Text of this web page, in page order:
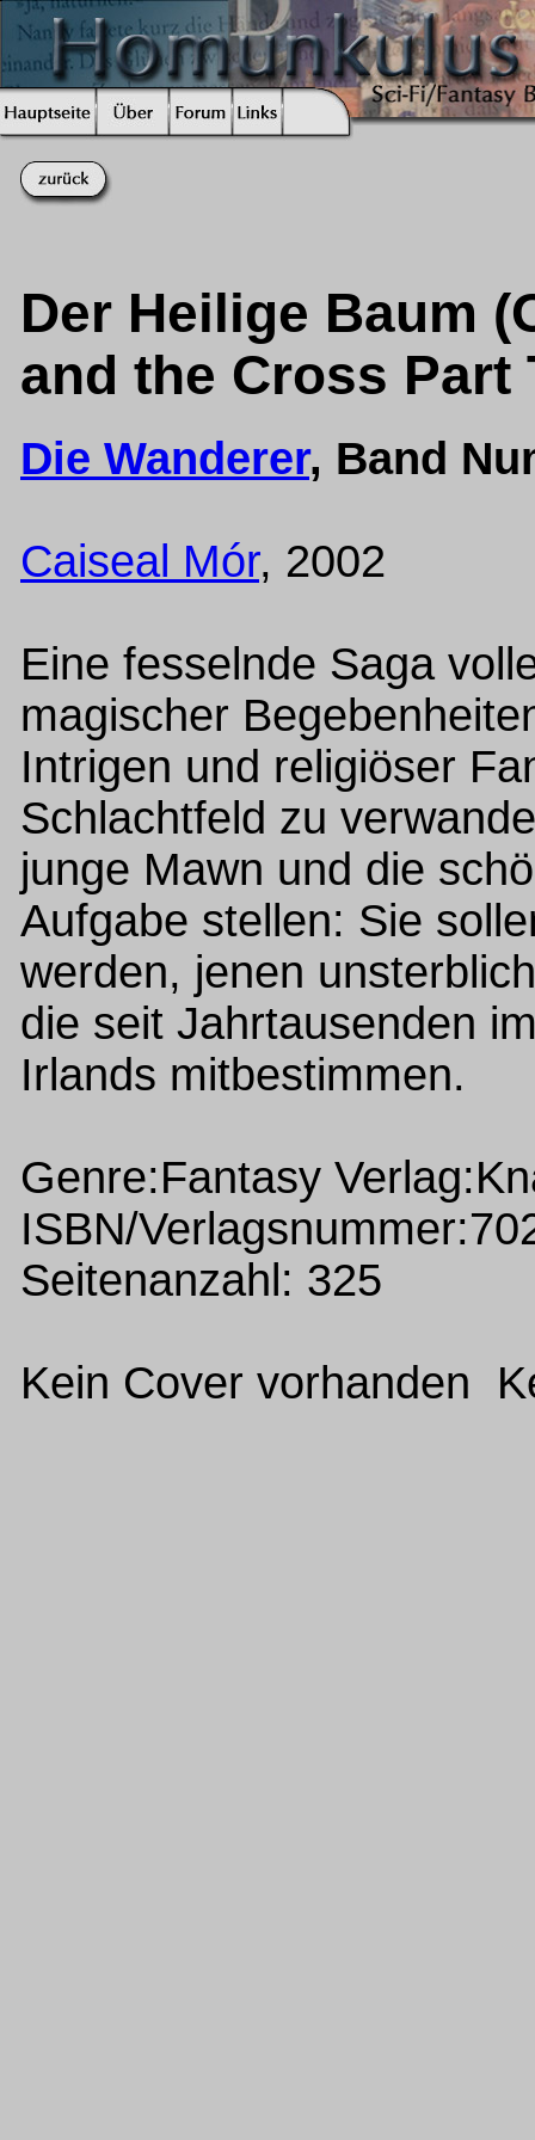
Der Heilige Baum
and the Cross Part
Die Wanderer, Band
Caiseal Mór, 2002
Eine fesselnde Saga
magischer
Intrigen und religiöser
Schlachtfeld zu
junge Mawn und die
Aufgabe stellen: Sie
werden, jenen
die seit Jahrtausenden
Irlands mitbestimmen.
Genre:Fantasy
ISBN/
Seitenanzahl: 325
Kein Cover vorhanden